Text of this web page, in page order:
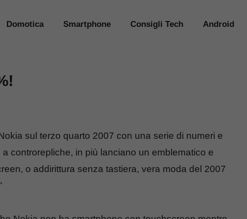
Domotica Smartphone Consigli Tech Android
sul terzo quarto 2007 con una serie di numeri e
controrepliche, in più lanciano un emblematico e
o addirittura senza tastiera, vera moda del 2007